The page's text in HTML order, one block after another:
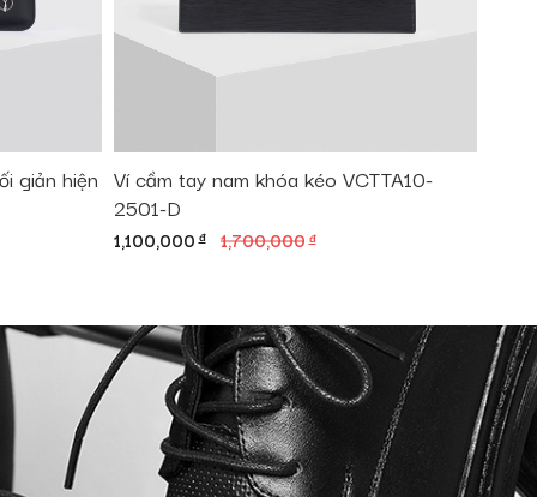
giản hiện Ví cầm tay nam khóa kéo VCTTA10-
2501-D
1,700,000đ
Giá
1,100,000đGiá
1,100,000 đ.